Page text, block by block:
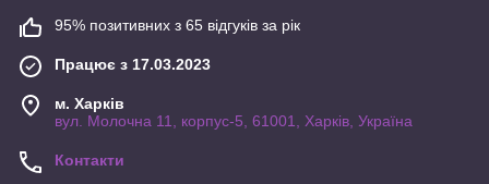
95% позитивних з 65 відгуків за рік
Працює з 17.03.2023
м. Харків
вул. Молочна 11, корпус-5, 61001, Харків, Україна
Контакти